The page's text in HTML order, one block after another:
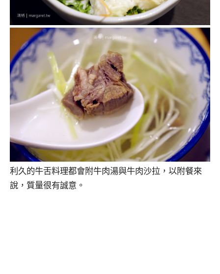
利久的牛舌料理都會附牛肉湯與牛肉沙拉，以附餐來
說，質量很有誠意。